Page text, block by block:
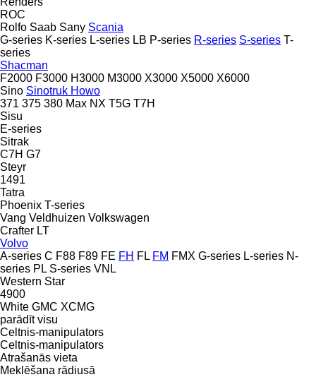
ROC
Rolfo Saab Sany Scania
G-series K-series L-series LB P-series R-series S-series T-
series
Shacman
F2000 F3000 H3000 M3000 X3000 X5000 X6000
Sino Sinotruk Howo
371 375 380 Max NX T5G T7H
Sisu
E-series
Sitrak
C7H G7
Steyr
1491
Tatra
Phoenix T-series
Vang Veldhuizen Volkswagen
Crafter LT
Volvo
A-series C F88 F89 FE FH FL FM FMX G-series L-series N-
series PL S-series VNL
Western Star
4900
White GMC XCMG
parādīt visu
Celtnis-manipulators
Celtnis-manipulators
Atrašanās vieta
Meklēšana rādiusā